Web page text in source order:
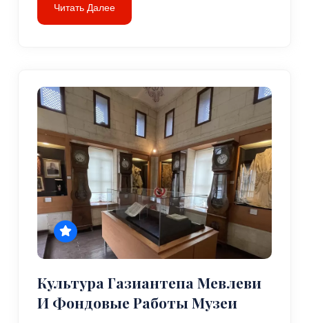
Читать Далее
Культура Газиантепа Мевлеви
И Фондовые Работы Музеи